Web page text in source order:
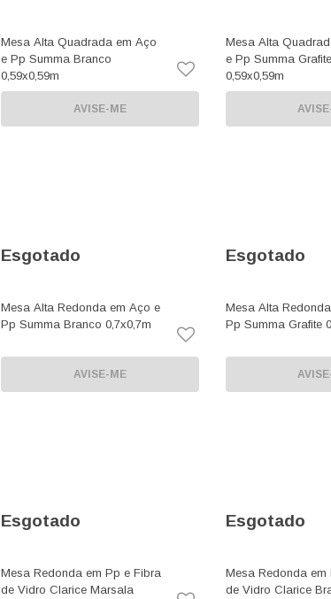
Mesa Alta Quadrada em Aço
e Pp Summa Branco
0,59x0,59m
AVISE-ME
Mesa Alta
e Pp Summa Grafite
0,59x0,59m
Esgotado
Mesa Alta Redonda em Aço e
Pp Summa Branco 0,7x0,7m
AVISE-ME
Esgotado
Mesa Alta
Pp Summa Grafite
Esgotado
Mesa Redonda em Pp e Fibra
de Vidro Clarice Marsala
Esgotado
Mesa Redonda em
de Vidro Clarice